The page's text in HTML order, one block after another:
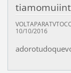
10/10/2016